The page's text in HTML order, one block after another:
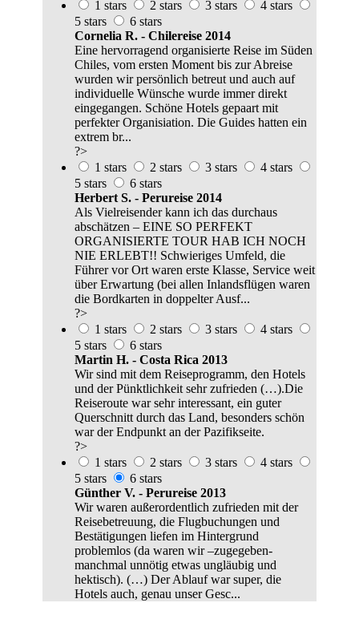
1 stars
2 stars 3 stars
4 stars
5 stars
6 stars
Cornelia R. - Chilereise 2014
Eine hervorragend organisierte Reise im Süden
Chiles, vom ersten Moment bis zur Abreise
wurden wir persönlich betreut und auch auf
individuelle Wünsche wurde immer direkt
eingegangen. Schöne Hotels gepaart mit
perfekter Organisiation. Die Guides hatten ein
extrem br...
?>
1 stars
2 stars 3 stars
4 stars
5 stars
6 stars
Herbert S. - Perureise 2014
Als Vielreisender kann ich das durchaus
abschätzen – EINE SO PERFEKT
ORGANISIERTE TOUR HAB ICH NOCH
NIE ERLEBT!! Schwieriges Umfeld, die
Führer vor Ort waren erste Klasse, Service weit
über Erwartung (bei allen Inlandsflügen waren
die Bordkarten in doppelter Ausf...
?>
1 stars
2 stars 3 stars
4 stars
5 stars
6 stars
Martin H. - Costa Rica 2013
Wir sind mit dem Reiseprogramm, den Hotels
und der Pünktlichkeit sehr zufrieden (…).Die
Reiseroute war sehr interessant, ein guter
Querschnitt durch das Land, besonders schön
war der Endpunkt an der Pazifikseite.
?>
1 stars
2 stars 3 stars
4 stars
5 stars
6 stars
Günther V. - Perureise 2013
Wir waren außerordentlich zufrieden mit der
Reisebetreuung, die Flugbuchungen und
Bestätigungen liefen im Hintergrund
problemlos (da waren wir –zugegeben-
manchmal unnötig etwas ungläubig und
hektisch). (…) Der Ablauf war super, die
Hotels auch, genau unser Gesc...